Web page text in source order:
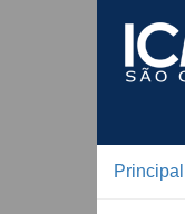
Principal